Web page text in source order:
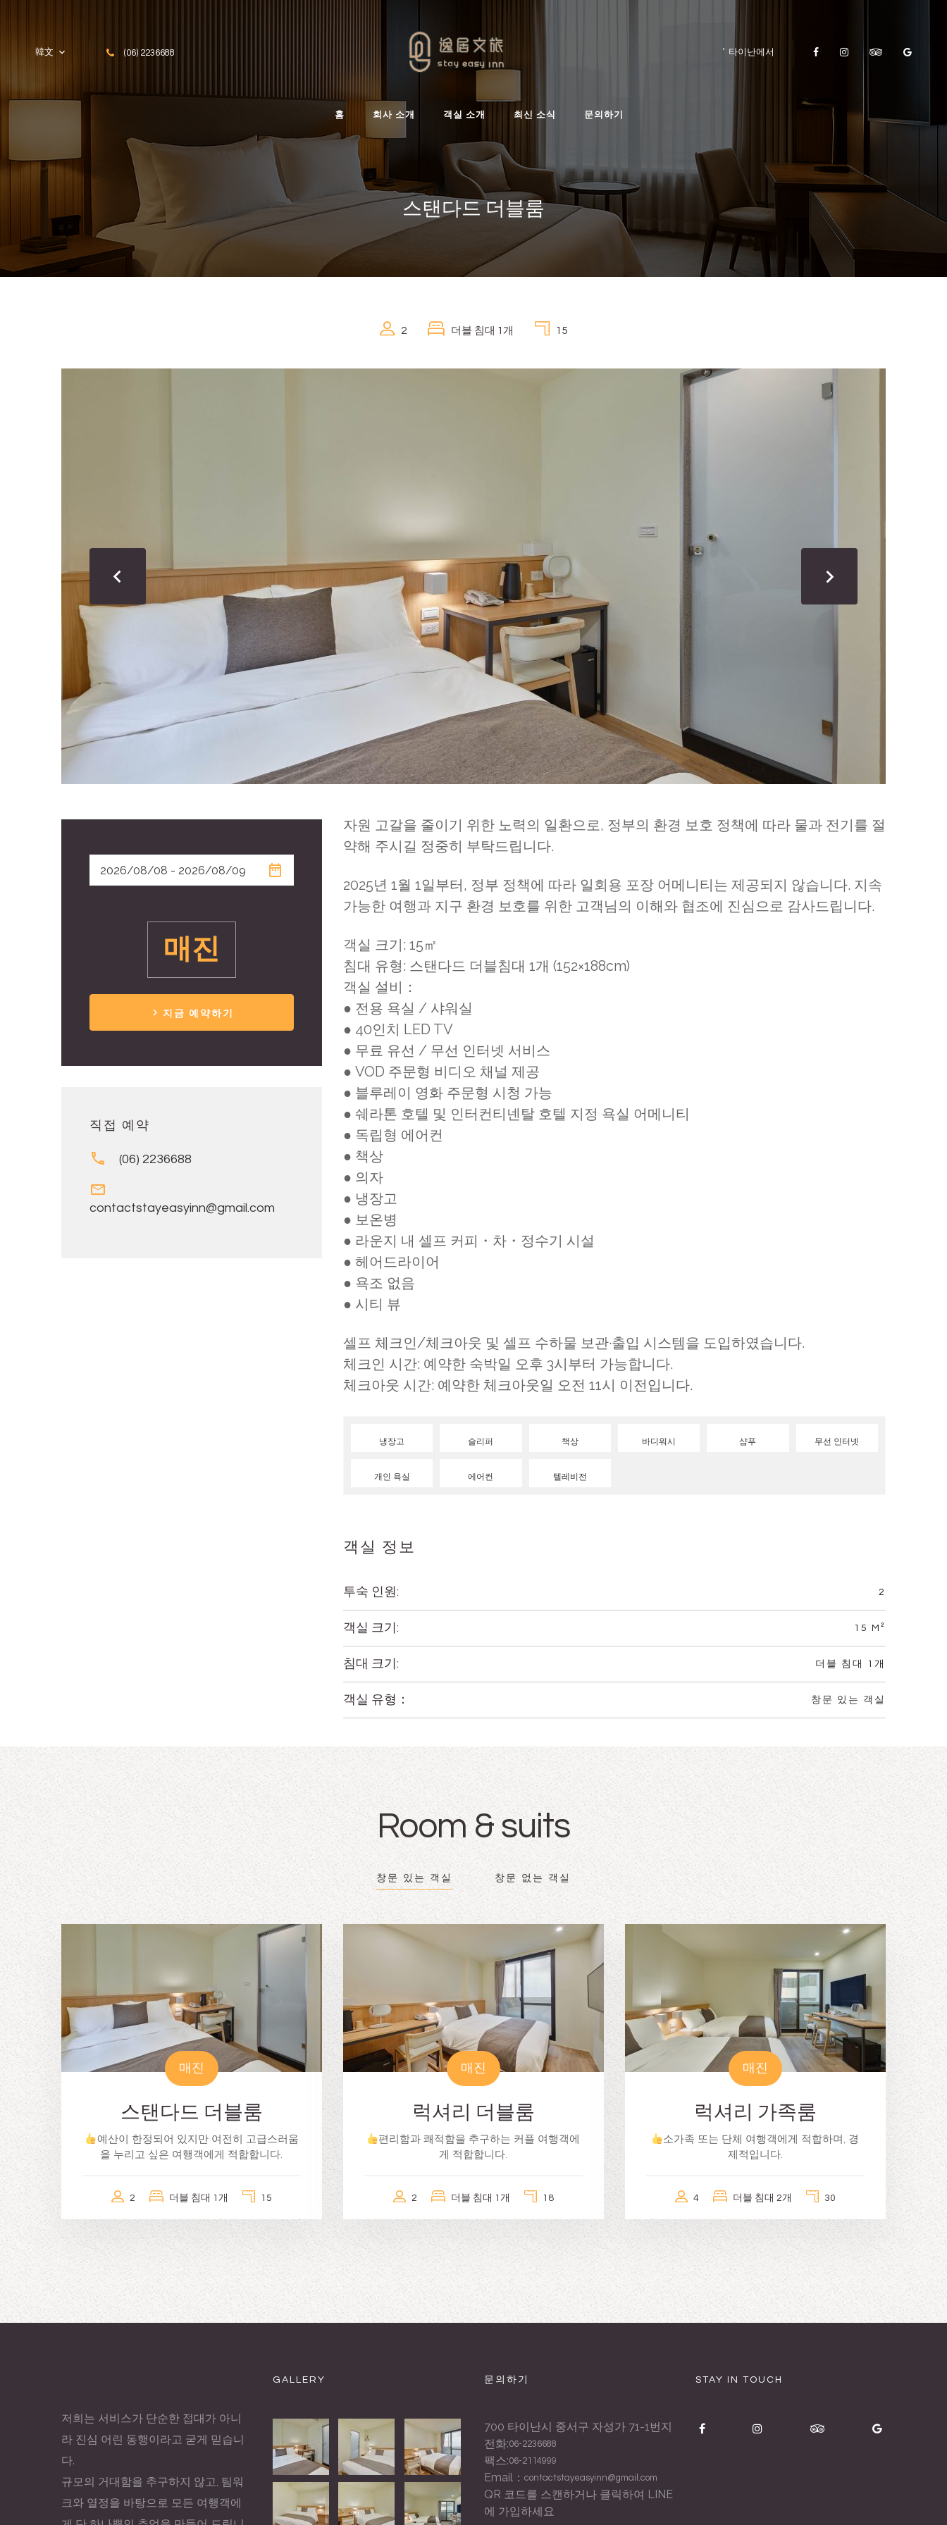
韓文 (06) 2236688 타이난에서
홈 회사 소개 객실 소개 최신 소식 문의하기
스탠다드 더블룸
2 더블 침대 1개 15
냉장고 슬리퍼 책상 바디워시 샴푸 무선 인터넷
개인 욕실 에어컨 텔레비전
자원 고갈을 줄이기 위한 노력의 일환으로, 정부의 환경 보호 정책에 따라 물과 전기를 절
약해 주시길 정중히 부탁드립니다.
2025년 1월 1일부터, 정부 정책에 따라 일회용 포장 어메니티는 제공되지 않습니다. 지속
가능한 여행과 지구 환경 보호를 위한 고객님의 이해와 협조에 진심으로 감사드립니다.
객실 크기: 15㎡
침대 유형: 스탠다드 더블침대 1개 (152×188cm)
객실 설비：
● 전용 욕실 / 샤워실
● 40인치 LED TV
● 무료 유선 / 무선 인터넷 서비스
● VOD 주문형 비디오 채널 제공
● 블루레이 영화 주문형 시청 가능
● 쉐라톤 호텔 및 인터컨티넨탈 호텔 지정 욕실 어메니티
● 독립형 에어컨
● 책상
● 의자
● 냉장고
● 보온병
● 라운지 내 셀프 커피・차・정수기 시설
● 헤어드라이어
● 욕조 없음
● 시티 뷰
셀프 체크인/체크아웃 및 셀프 수하물 보관·출입 시스템을 도입하였습니다.
체크인 시간: 예약한 숙박일 오후 3시부터 가능합니다.
체크아웃 시간: 예약한 체크아웃일 오전 11시 이전입니다.
객실 정보
투숙 인원: 2
객실 크기: 15 M²
침대 크기: 더블 침대 1개
객실 유형： 창문 있는 객실
매진
지금 예약하기
직접 예약
(06) 2236688
contactstayeasyinn@gmail.com
Room & suits
창문 있는 객실 창문 없는 객실
매진
스탠다드 더블룸
예산이 한정되어 있지만 여전히 고급스러움
을 누리고 싶은 여행객에게 적합합니다.
2 더블 침대 1개 15
매진
럭셔리 더블룸
편리함과 쾌적함을 추구하는 커플 여행객에
게 적합합니다.
2 더블 침대 1개 18
매진
럭셔리 가족룸
소가족 또는 단체 여행객에게 적합하며, 경
제적입니다.
4 더블 침대 2개 30
저희는 서비스가 단순한 접대가 아니
라 진심 어린 동행이라고 굳게 믿습니
다.
규모의 거대함을 추구하지 않고, 팀워
크와 열정을 바탕으로 모든 여행객에
GALLERY 문의하기
700 타이난시 중서구 자성가 71-1번지
전화:06-2236688
팩스:06-2114999
Email： contactstayeasyinn@gmail.com
QR 코드를 스캔하거나 클릭하여 LINE
에 가입하세요
STAY IN TOUCH